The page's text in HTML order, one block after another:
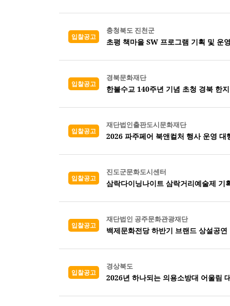
입찰공고
충청북도 진천군
초평 책마을 SW 프로그램 기획 및 운
입찰공고
경북문화재단
한불수교 140주년 기념 초청 경북 한
입찰공고
재단법인출판도시문화재단
2026 파주페어 북앤컬처 행사 운영 대
입찰공고
진도군문화도시센터
삼락다이닝나이트 삼락거리예술제 기
입찰공고
재단법인 공주문화관광재단
백제문화전당 하반기 브랜드 상설공
입찰공고
경상북도
2026년 하나되는 의용소방대 어울림